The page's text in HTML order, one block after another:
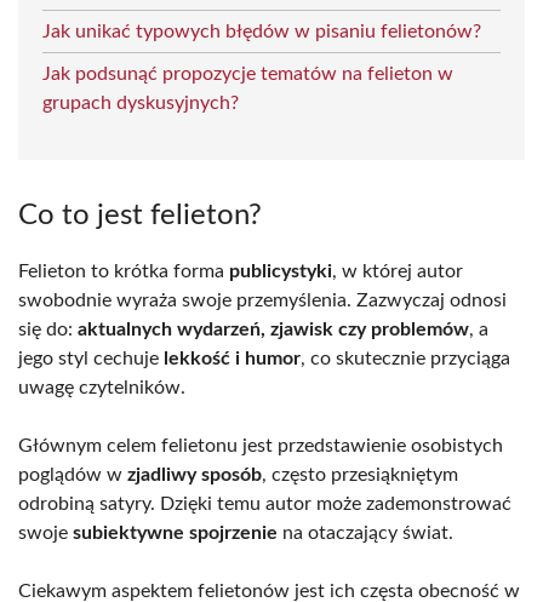
Jak unikać typowych błędów w pisaniu felietonów?
Jak podsunąć propozycje tematów na felieton w
grupach dyskusyjnych?
Co to jest felieton?
Felieton to krótka forma publicystyki, w której autor
swobodnie wyraża swoje przemyślenia. Zazwyczaj odnosi
się do: aktualnych wydarzeń, zjawisk czy problemów, a
jego styl cechuje lekkość i humor, co skutecznie przyciąga
uwagę czytelników.
Głównym celem felietonu jest przedstawienie osobistych
poglądów w zjadliwy sposób, często przesiąkniętym
odrobiną satyry. Dzięki temu autor może zademonstrować
swoje subiektywne spojrzenie na otaczający świat.
Ciekawym aspektem felietonów jest ich częsta obecność w